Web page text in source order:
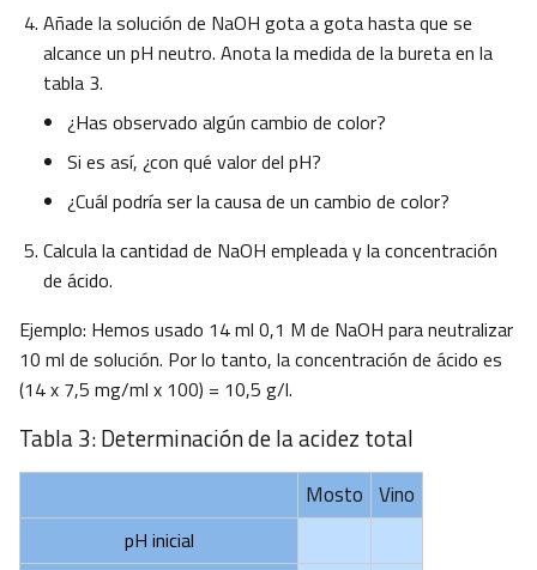
Añade la solución de NaOH gota a gota hasta que se
alcance un pH neutro. Anota la medida de la bureta en la
tabla 3.
¿Has observado algún cambio de color?
Si es así, ¿con qué valor del pH?
¿Cuál podría ser la causa de un cambio de color?
Calcula la cantidad de NaOH empleada y la concentración
de ácido.
Ejemplo: Hemos usado 14 ml 0,1 M de NaOH para neutralizar
10 ml de solución. Por lo tanto, la concentración de ácido es
(14 x 7,5 mg/ml x 100) = 10,5 g/l.
Tabla 3: Determinación de la acidez total
Mosto Vino
pH inicial